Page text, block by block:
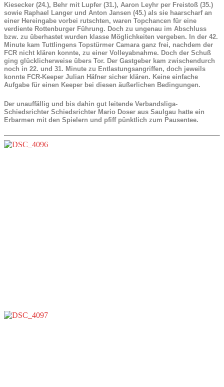
Kiesecker (24.), Behr mit Lupfer (31.), Aaron Leyhr per Freistoß (35.)
sowie Raphael Langer und Anton Jansen (45.) als sie haarscharf an
einer Hereingabe vorbei rutschten, waren Topchancen für eine
verdiente Rottenburger Führung. Doch zu ungenau im Abschluss
bzw. zu überhastet wurden klasse Möglichkeiten vergeben. In der 42.
Minute kam Tuttlingens Topstürmer Camara ganz frei, nachdem der
FCR nicht klären konnte, zu einer Volleyabnahme. Doch der Schuß
ging glücklicherweise übers Tor. Der Gastgeber kam zwischendurch
noch in 22. und 31. Minute zu Entlastungsangriffen, doch jeweils
konnte FCR-Keeper Julian Häfner sicher klären. Keine einfache
Aufgabe für einen Keeper bei diesen äußerlichen Bedingungen.
Der unauffällig und bis dahin gut leitende Verbandsliga-
Schiedsrichter Schiedsrichter Mario Doser aus Saulgau hatte ein
Erbarmen mit den Spielern und pfiff pünktlich zum Pausentee.